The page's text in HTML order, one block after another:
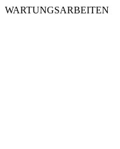
WARTUNGSARBEITEN